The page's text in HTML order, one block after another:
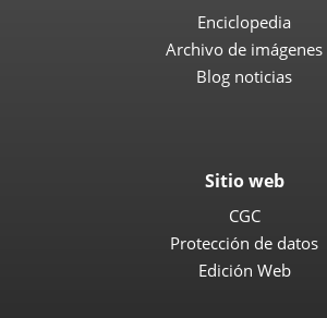
Enciclopedia
Archivo de imágenes
Blog noticias
Sitio web
CGC
Protección de datos
Edición Web